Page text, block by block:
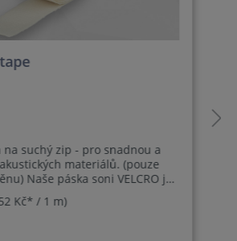
na suchý zip - pro snadnou a
materiálů. (pouze
je
akustických prvků, jako je
Kč* / 1 m)